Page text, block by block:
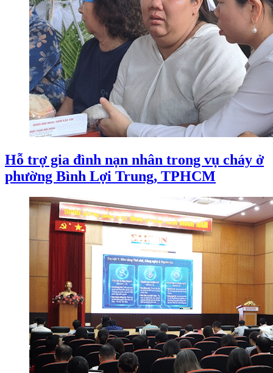
Hỗ trợ gia đình nạn nhân trong vụ cháy ở
phường Bình Lợi Trung, TPHCM